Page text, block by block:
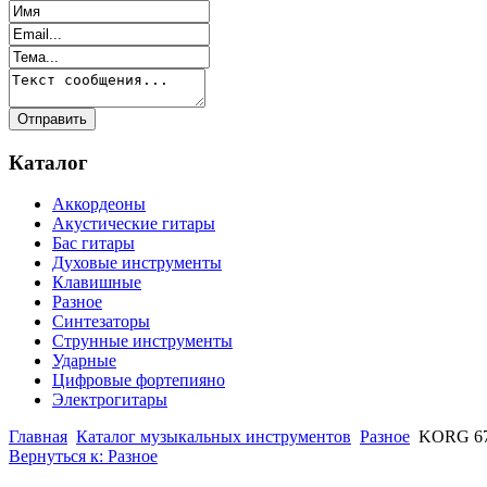
Каталог
Аккордеоны
Акустические гитары
Бас гитары
Духовые инструменты
Клавишные
Разное
Синтезаторы
Струнные инструменты
Ударные
Цифровые фортепияно
Электрогитары
Главная Каталог музыкальных инструментов Разное KORG
Вернуться к: Разное